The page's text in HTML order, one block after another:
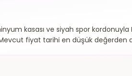
kasası ve siyah spor
fiyat tarihi en düşük değerden